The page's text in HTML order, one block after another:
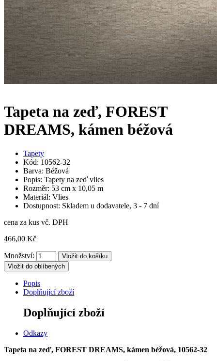
Tapeta na zeď, FOREST
DREAMS, kámen béžová
Tapety
Kód: 10562-32
Barva: Béžová
Popis: Tapety na zeď vlies
Rozměr: 53 cm x 10,05 m
Materiál: Vlies
Dostupnost: Skladem u dodavatele, 3 - 7 dní
cena za kus vč. DPH
466,00 Kč
Množství:
Vložit do oblíbených
Popis
Doplňující zboží
Doplňující zboží
Odkazy
Tapeta na zeď, FOREST DREAMS, kámen béžová, 10562-32